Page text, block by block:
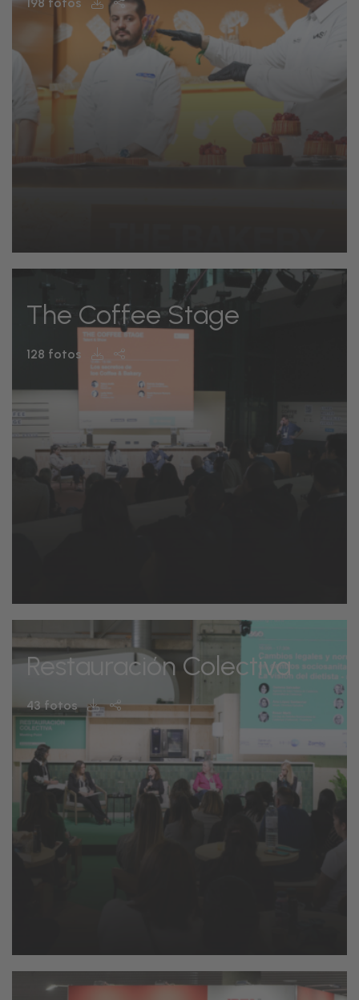
198 fotos
The Coffee Stage
128 fotos
Restauración Colectiva
43 fotos